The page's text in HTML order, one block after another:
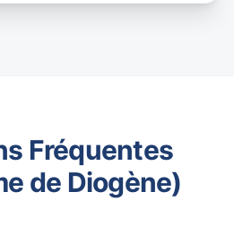
Fréquentes
de Diogène)